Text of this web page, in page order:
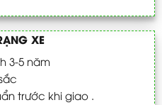
XE
3-5 năm
trước khi giao .